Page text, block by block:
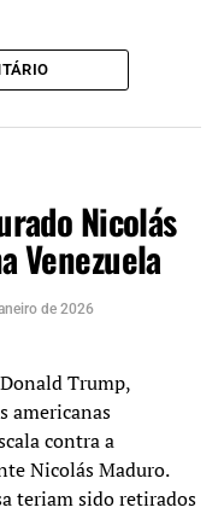
a falar que estava
o território do
há lugar no Oriente
para eliminar seus
Hezbollah e
Nesta
rival de Israel
e atacou o país de
as tensões na
da Assembleia Geral
Nicolás
Venezuela
de 2026
Trump,
americanas
contra a
Nicolás Maduro.
teriam sido retirados